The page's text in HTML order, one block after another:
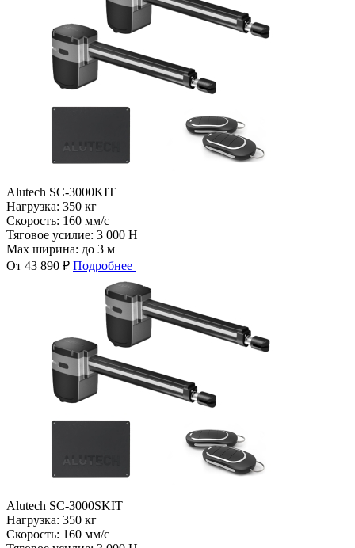
Alutech SC-3000KIT
Нагрузка: 350 кг
Скорость: 160 мм/с
Тяговое усилие: 3 000 Н
Max ширина: до 3 м
От 43 890 ₽ Подробнее
Alutech SC-3000SKIT
Нагрузка: 350 кг
Скорость: 160 мм/с